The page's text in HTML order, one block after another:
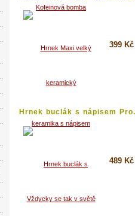
399 Kč
Hrnek buclák s nápisem
489 Kč